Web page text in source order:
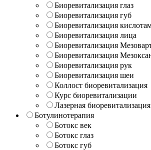
Биоревитализация глаз
Биоревитализация губ
Биоревитализация
Биоревитализация лица
Биоревитализация
Биоревитализация
Биоревитализация рук
Биоревитализация шеи
Коллост биоревитализация
Курс биоревитализации
Лазерная биоревитализация
Ботулинотерапия
Ботокс век
Ботокс глаз
Ботокс губ